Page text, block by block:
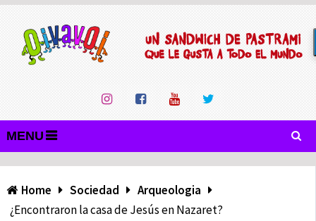
MENU
Home Sociedad
Arqueologia
¿Encontraron la casa de Jesús en Nazaret?